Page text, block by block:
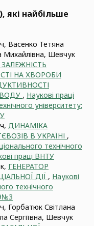
які найбільше
Васенко Тетяна
Михайлівна, Шевчук
НА ХВОРОБИ
, Наукові праці
університету:
ДИНАМІКА
В УКРАЇНІ ,
технічного
праці ВНТУ
ГЕНЕРАТОР
ДІЇ , Наукові
технічного
Горбатюк Світлана
Сергіївна, Шевчук